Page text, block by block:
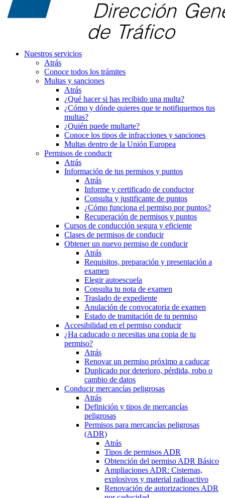
Nuestros servicios
Atrás
Conoce todos los trámites
Multas y sanciones
Atrás
¿Qué hacer si has recibido una multa?
¿Cómo y dónde quieres que te notifiquemos tus
multas?
¿Quién puede multarte?
Conoce los tipos de infracciones y sanciones
Multas dentro de la Unión Europea
Permisos de conducir
Atrás
Información de tus permisos y puntos
Atrás
Informe y certificado de conductor
Consulta y justificante de puntos
¿Cómo funciona el permiso por puntos?
Recuperación de permisos y puntos
Cursos de conducción segura y eficiente
Clases de permisos de conducir
Obtener un nuevo permiso de conducir
Atrás
Requisitos, preparación y presentación a
examen
Elegir autoescuela
Consulta tu nota de examen
Traslado de expediente
Anulación de convocatoria de examen
Estado de tramitación de tu permiso
Accesibilidad en el permiso conducir
¿Ha caducado o necesitas una copia de tu
permiso?
Atrás
Renovar un permiso próximo a caducar
Duplicado por deterioro, pérdida, robo o
cambio de datos
Conducir mercancías peligrosas
Atrás
Definición y tipos de mercancías
peligrosas
Permisos para mercancías peligrosas
(ADR)
Atrás
Tipos de permisos ADR
Obtención del permiso ADR Básico
Ampliaciones ADR: Cisternas,
explosivos y material radioactivo
Renovación de autorizaciones ADR